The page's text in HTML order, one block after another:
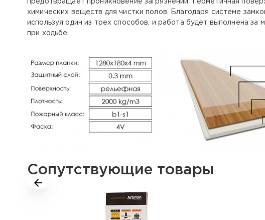
предотвращает проникновение загрязнений. Герметичная
химических веществ для чистки полов. Благодаря системе
используя один из трех способов, и работа будет выполнена
при ходьбе.
Сопутствующие товары